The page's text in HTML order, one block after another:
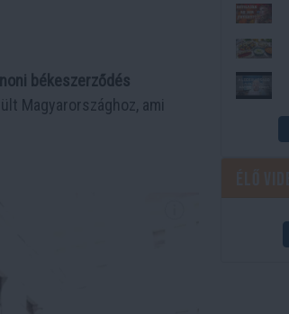
békeszerződés
Magyarországhoz, ami